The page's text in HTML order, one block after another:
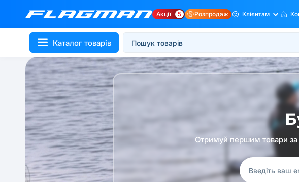
Акції 5 Розпродаж Клієнтам
Каталог товарів
Отримуй першим товари за